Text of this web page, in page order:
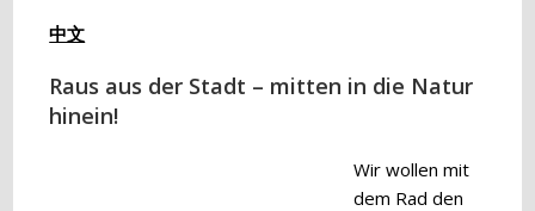
中文
Raus aus der Stadt – mitten in die Natur
hinein!
Wir wollen mit
dem Rad den